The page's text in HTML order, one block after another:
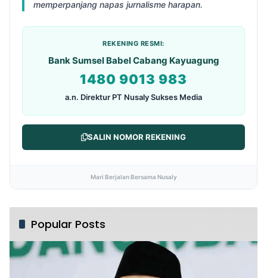
memperpanjang napas jurnalisme harapan.
REKENING RESMI:
Bank Sumsel Babel Cabang Kayuagung
1480 9013 983
a.n. Direktur PT Nusaly Sukses Media
SALIN NOMOR REKENING
Mari Berjalan Bersama Nusaly
Popular Posts